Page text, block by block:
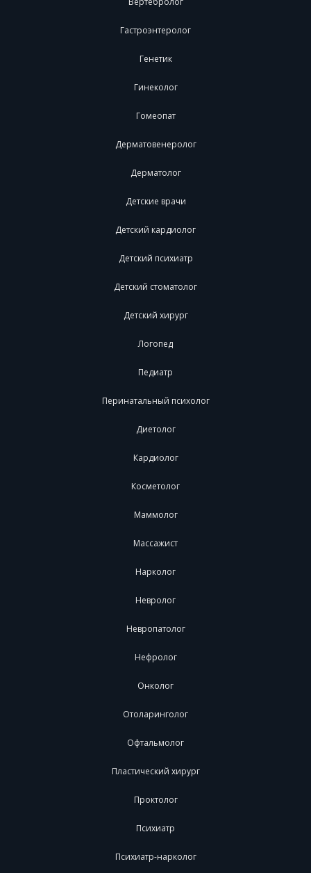
Гастроэнтеролог
Генетик
Гинеколог
Гомеопат
Дерматовенеролог
Дерматолог
Детские врачи
Детский кардиолог
Детский психиатр
Детский стоматолог
Детский хирург
Логопед
Педиатр
Перинатальный психолог
Диетолог
Кардиолог
Косметолог
Маммолог
Массажист
Нарколог
Невролог
Невропатолог
Нефролог
Онколог
Отоларинголог
Офтальмолог
Пластический хирург
Проктолог
Психиатр
Психиатр-нарколог